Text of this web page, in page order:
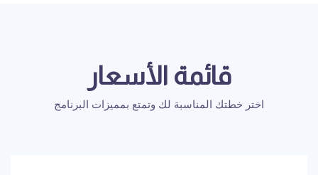
قائمة الأسعار
اختر خطتك المناسبة لك وتمتع بمميزات البرنامج